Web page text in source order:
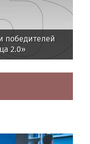
победителей
2.0»